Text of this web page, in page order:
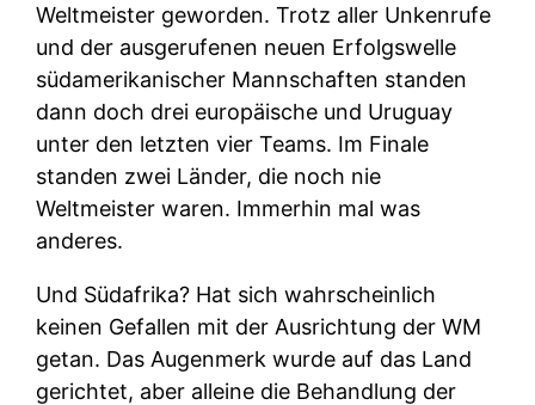
Weltmeister geworden. Trotz aller Unkenrufe
und der ausgerufenen neuen Erfolgswelle
südamerikanischer Mannschaften standen
dann doch drei europäische und Uruguay
unter den letzten vier Teams. Im Finale
standen zwei Länder, die noch nie
Weltmeister waren. Immerhin mal was
anderes.
Und Südafrika? Hat sich wahrscheinlich
keinen Gefallen mit der Ausrichtung der WM
getan. Das Augenmerk wurde auf das Land
gerichtet, aber alleine die Behandlung der